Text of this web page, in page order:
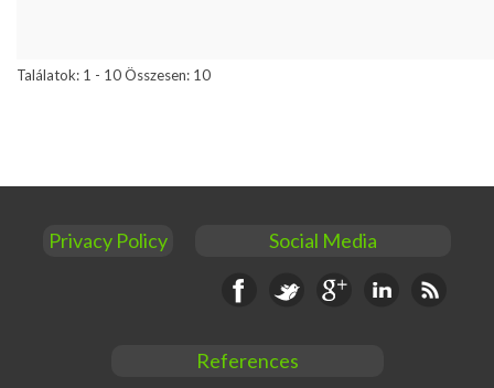
Találatok: 1 - 10 Összesen: 10
Privacy Policy Social Media
Facebook Google+ Linkedin RSS
References